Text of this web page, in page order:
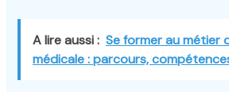
A lire aussi : Se former au métier
médicale : parcours,